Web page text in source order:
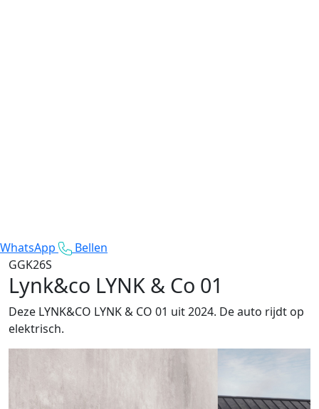
WhatsApp
Bellen
GGK26S
Lynk&co LYNK & Co 01
Deze LYNK&CO LYNK & CO 01 uit 2024. De auto rijdt op
elektrisch.